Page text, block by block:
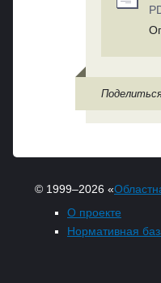
© 1999–2026 «
О проекте
Нормативная